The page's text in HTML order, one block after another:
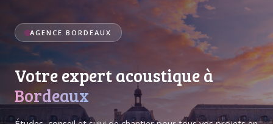
AGENCE BORDEAUX
Votre expert acoustique à
Bordeaux